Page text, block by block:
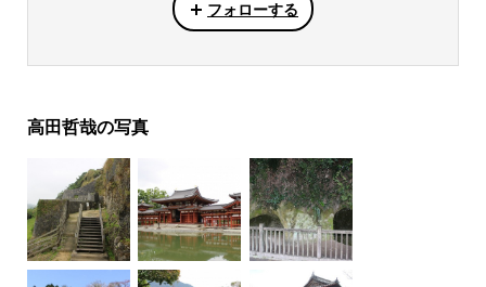
フォローする
高田哲哉の写真